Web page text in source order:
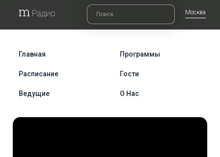
Москва
Главная Программы
Расписание Гости
Ведущие О Нас